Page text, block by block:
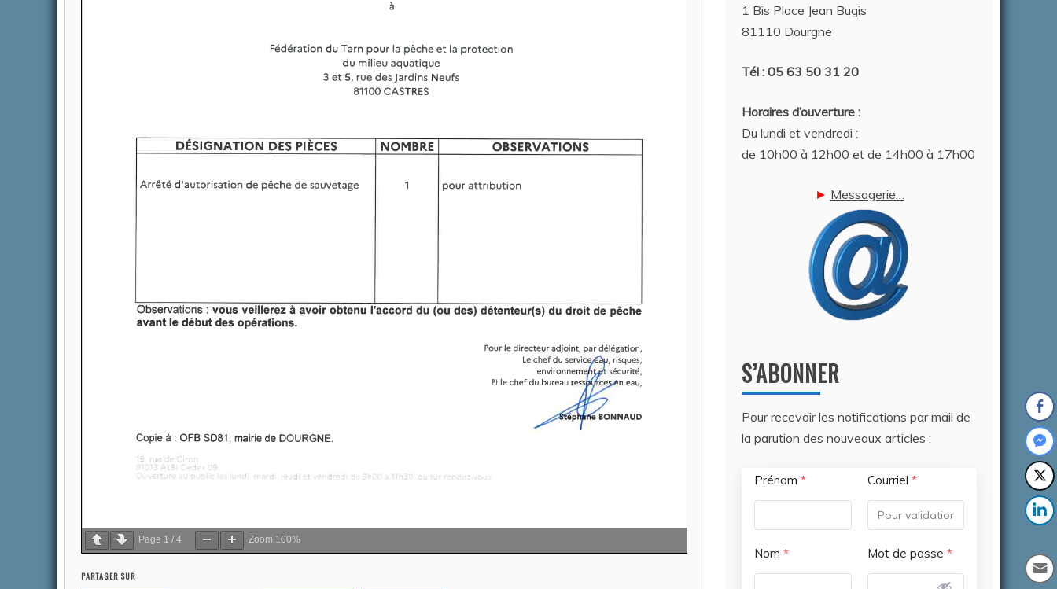
Page 1 / 4 Zoom 100%
PARTAGER SUR
1 Bis Place Jean Bugis
81110 Dourgne
Tél : 05 63 50 31 20
Horaires d’ouverture :
Du lundi et vendredi :
de 10h00 à 12h00 et de 14h00 à 17h00
► Messagerie…
S’ABONNER
Pour recevoir les notifications par mail de
la parution des nouveaux articles :
Prénom *
Nom *
Courriel *
Mot de passe *